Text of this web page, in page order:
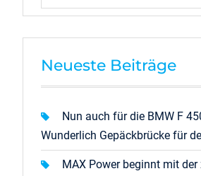
Neueste Beiträge
Nun auch für die BMW F
Wunderlich Gepäckbrücke für
MAX Power beginnt mit der